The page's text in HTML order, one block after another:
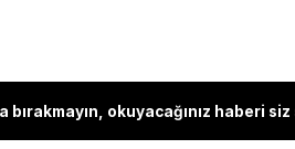
bırakmayın, okuyacağınız haberi